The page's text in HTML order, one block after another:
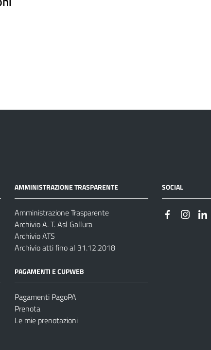
AMMINISTRAZIONE TRASPARENTE
Amministrazione Trasparente
Archivio A. T. Asl Gallura
Archivio ATS
Archivio atti fino al 31.12.2018
PAGAMENTI E CUPWEB
Pagamenti PagoPA
Prenota
Le mie prenotazioni
SOCIAL